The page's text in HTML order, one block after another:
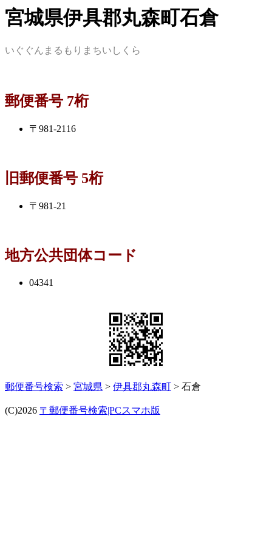
宮城県伊具郡丸森町石倉
いぐぐんまるもりまちいしくら
郵便番号 7桁
〒981-2116
旧郵便番号 5桁
〒981-21
地方公共団体コード
04341
郵便番号検索 > 宮城県 > 伊具郡丸森町 > 石倉
(C)2026 〒郵便番号検索|PCスマホ版